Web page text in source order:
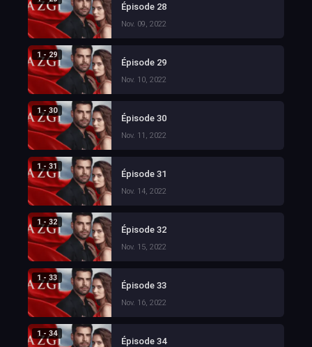
Épisode 28
Nov. 09, 2022
1 - 29
Épisode 29
Nov. 10, 2022
1 - 30
Épisode 30
Nov. 11, 2022
1 - 31
Épisode 31
Nov. 14, 2022
1 - 32
Épisode 32
Nov. 15, 2022
1 - 33
Épisode 33
Nov. 16, 2022
1 - 34
Épisode 34